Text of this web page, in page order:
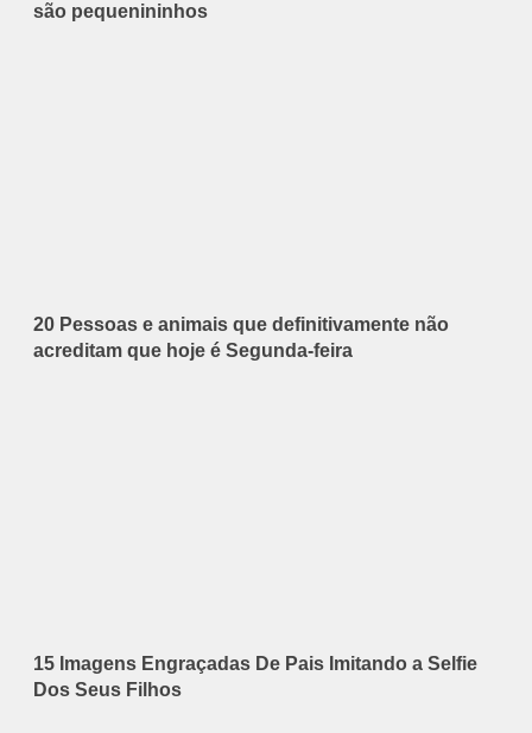
são pequenininhos
20 Pessoas e animais que definitivamente não
acreditam que hoje é Segunda-feira
15 Imagens Engraçadas De Pais Imitando a Selfie
Dos Seus Filhos